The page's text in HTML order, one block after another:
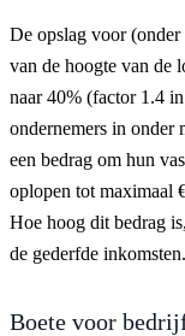
De opslag voor (onder
van de hoogte van de
naar 40% (factor 1.4
ondernemers in onder
een bedrag om hun
oplopen tot maximaal
Hoe hoog dit bedrag
de gederfde inkomsten.
Boete voor